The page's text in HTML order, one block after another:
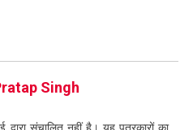
Singh